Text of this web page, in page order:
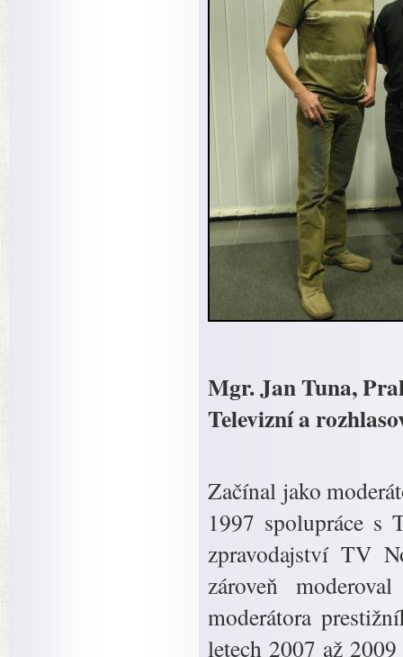
Mgr. Jan Tuna,
Televizní a
Začínal jako
1997 spolupráce s
zpravodajství TV
zároveň
moderátora
letech 2007 až